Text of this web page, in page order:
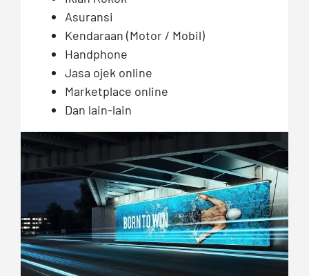
Asuransi
Kendaraan (Motor / Mobil)
Handphone
Jasa ojek online
Marketplace online
Dan lain-lain